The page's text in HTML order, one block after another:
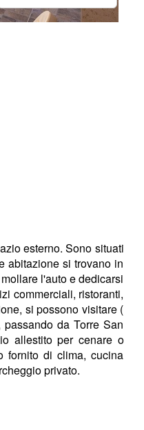
esterno. Sono situati
abitazione si trovano in
l'auto e dedicarsi
commerciali, ristoranti,
si possono visitare (
da Torre San
allestito per cenare o
fornito di clima, cucina
privato.